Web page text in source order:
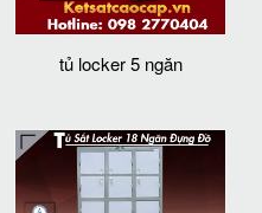
tủ locker 5 ngăn